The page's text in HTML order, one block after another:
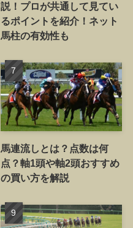
説！プロが共通して見てい
るポイントを紹介！ネット
馬柱の有効性も
馬連流しとは？点数は何
点？軸1頭や軸2頭おすすめ
の買い方を解説